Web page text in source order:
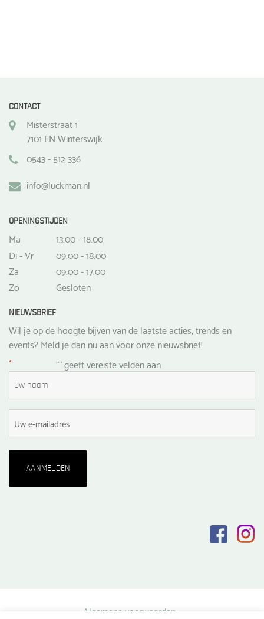
CONTACT
Misterstraat 1
7101 EN Winterswijk
0543 - 512 336
info@luckman.nl
OPENINGSTIJDEN
Ma
13.00 - 18.00
Di - Vr
09.00 - 18.00
Za
09.00 - 17.00
Zo
Gesloten
NIEUWSBRIEF
Wil je op de hoogte bijven van de laatste acties, trends en
events? Meld je dan nu aan voor onze nieuwsbrief!
"
* " geeft vereiste velden aan
Algemene voorwaarden